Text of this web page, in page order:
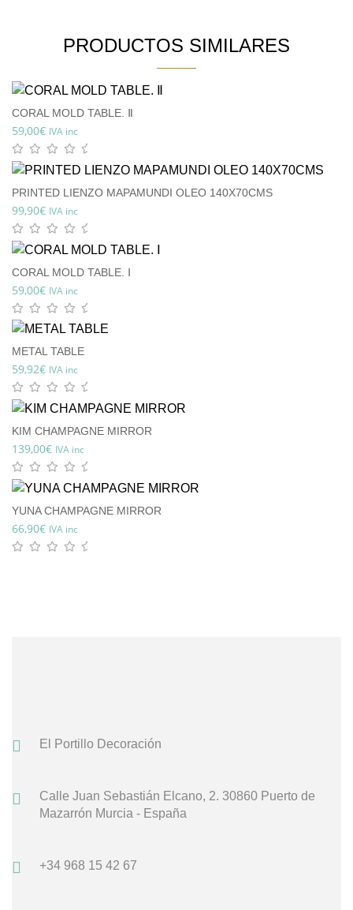
PRODUCTOS SIMILARES
CORAL MOLD TABLE. Ⅱ
59,00€ IVA inc
PRINTED LIENZO MAPAMUNDI OLEO 140X70CMS
99,90€ IVA inc
CORAL MOLD TABLE. Ⅰ
59,00€ IVA inc
METAL TABLE
59,92€ IVA inc
KIM CHAMPAGNE MIRROR
139,00€ IVA inc
YUNA CHAMPAGNE MIRROR
66,90€ IVA inc
El Portillo Decoración
Calle Juan Sebastián Elcano, 2. 30860 Puerto de
Mazarrón Murcia - España
+34 968 15 42 67